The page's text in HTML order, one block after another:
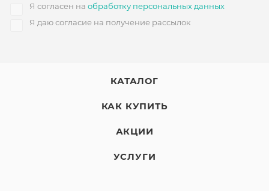
Я согласен на обработку персональных данных
Я даю согласие на получение рассылок
КАТАЛОГ
КАК КУПИТЬ
АКЦИИ
УСЛУГИ